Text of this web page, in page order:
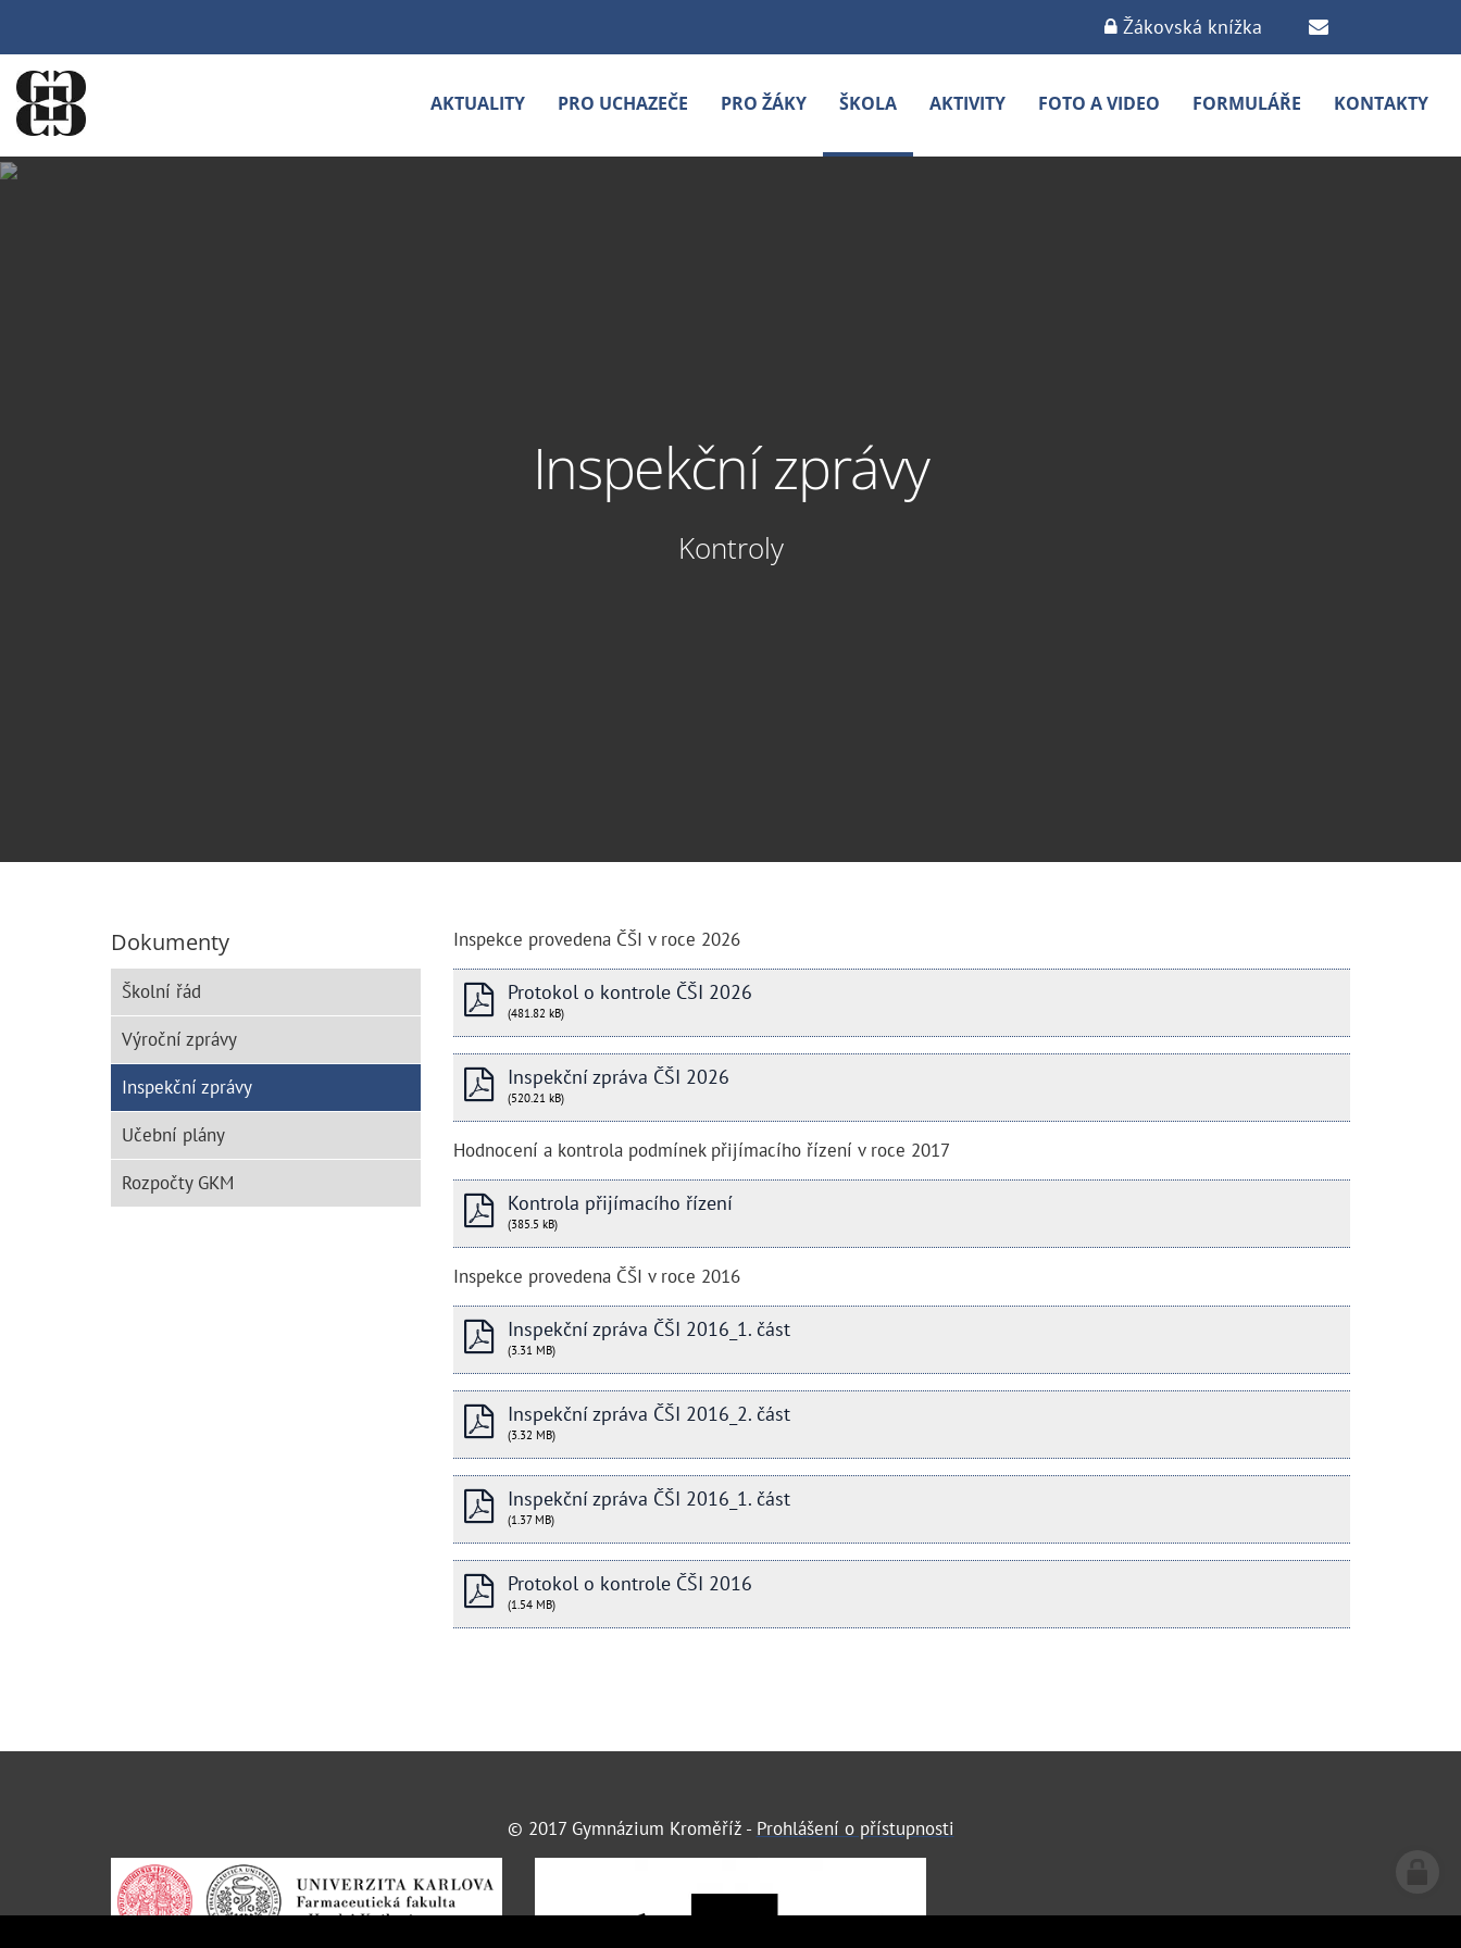
Žákovská knížka
AKTUALITY PRO UCHAZEČE PRO ŽÁKY ŠKOLA AKTIVITY FOTO A VIDEO FORMULÁŘE KONTAKTY
Inspekční zprávy
Kontroly
Dokumenty
Školní řád
Výroční zprávy
Inspekční zprávy
Učební plány
Rozpočty GKM
Inspekce provedena ČŠI v roce 2026
Protokol o kontrole ČŠI 2026
(481.82 kB)
Inspekční zpráva ČŠI 2026
(520.21 kB)
Hodnocení a kontrola podmínek přijímacího řízení v roce 2017
Kontrola přijímacího řízení
(385.5 kB)
Inspekce provedena ČŠI v roce 2016
Inspekční zpráva ČŠI 2016_1. část
(3.31 MB)
Inspekční zpráva ČŠI 2016_2. část
(3.32 MB)
Inspekční zpráva ČŠI 2016_1. část
(1.37 MB)
Protokol o kontrole ČŠI 2016
(1.54 MB)
© 2017 Gymnázium Kroměříž - Prohlášení o přístupnosti